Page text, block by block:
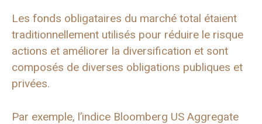
Les fonds obligataires du marché total étaient
traditionnellement utilisés pour réduire le risque
actions et améliorer la diversification et sont
composés de diverses obligations publiques et
privées.
Par exemple, l’indice Bloomberg US Aggregate